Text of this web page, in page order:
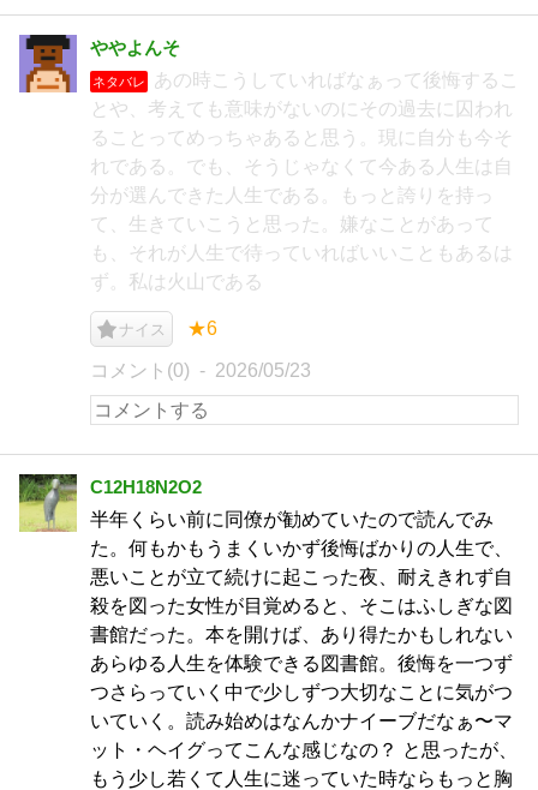
ややよんそ
ネタバレ
あの時こうしていればなぁって後悔するこ
とや、考えても意味がないのにその過去に囚われ
ることってめっちゃあると思う。現に自分も今そ
れである。でも、そうじゃなくて今ある人生は自
分が選んできた人生である。もっと誇りを持っ
て、生きていこうと思った。嫌なことがあって
も、それが人生で待っていればいいこともあるは
ず。私は火山である
ナイス ★6
コメント(0) 2026/05/23
C12H18N2O2
半年くらい前に同僚が勧めていたので読んでみ
た。何もかもうまくいかず後悔ばかりの人生で、
悪いことが立て続けに起こった夜、耐えきれず自
殺を図った女性が目覚めると、そこはふしぎな図
書館だった。本を開けば、あり得たかもしれない
あらゆる人生を体験できる図書館。後悔を一つず
つさらっていく中で少しずつ大切なことに気がつ
いていく。読み始めはなんかナイーブだなぁ〜マ
ット・ヘイグってこんな感じなの？ と思ったが、
もう少し若くて人生に迷っていた時ならもっと胸